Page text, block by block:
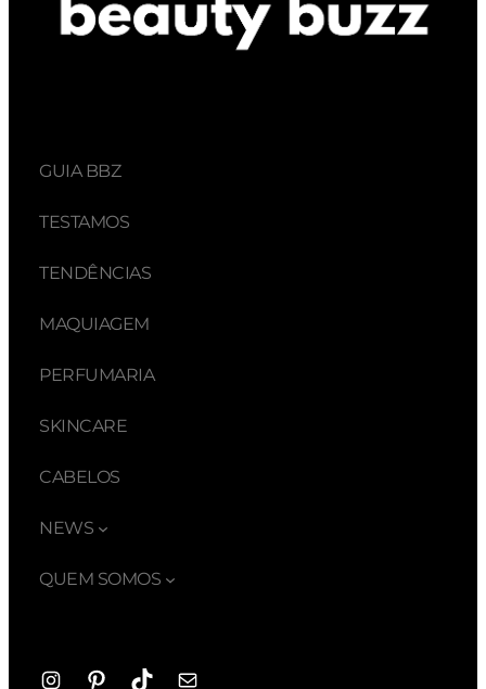
GUIA BBZ
TESTAMOS
TENDÊNCIAS
MAQUIAGEM
PERFUMARIA
SKINCARE
CABELOS
NEWS
QUEM SOMOS